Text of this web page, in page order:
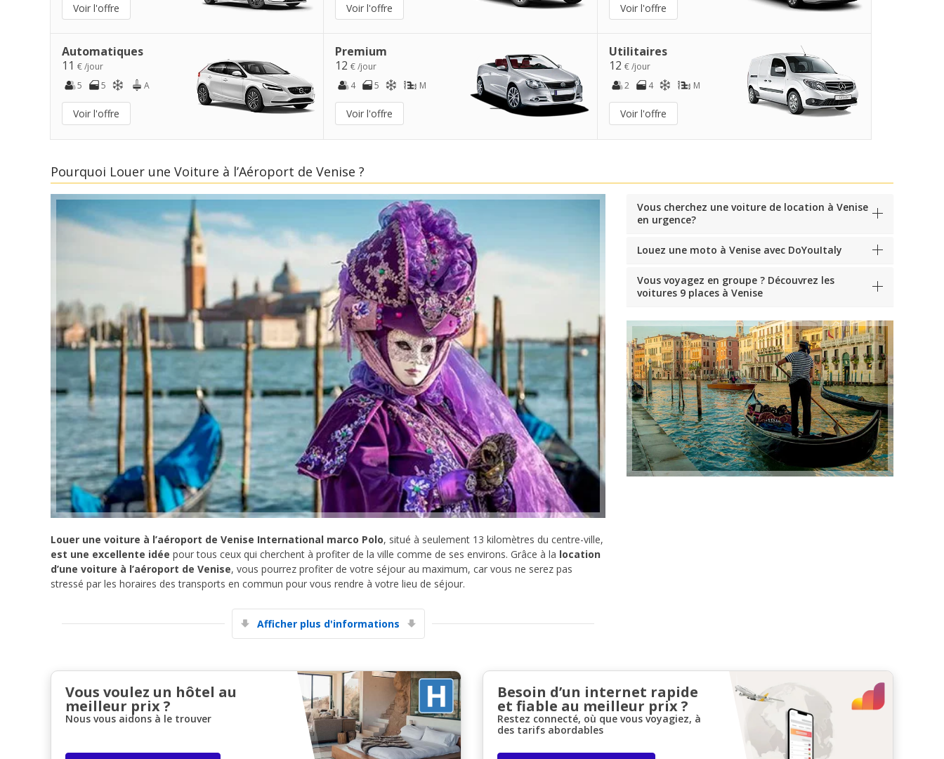
Promotions spéciales
Se connecter avec eLink
Voir l'offre Voir l'offre Voir l'offre
Automatiques
11 € /jour
5
5 A
Voir l'offre
Premium
12€ /jour
4
5 M
Voir l'offre
Utilitaires
12 € /jour
2
4 M
Voir l'offre
Pourquoi Louer une Voiture à l’Aéroport de Venise ?
Louer une voiture à l’aéroport de Venise International marco Polo, situé à seulement 13 kilomètres du centre-ville,
est une excellente idée pour tous ceux qui cherchent à profiter de la ville comme de ses environs. Grâce à la location
d’une voiture à l’aéroport de Venise, vous pourrez profiter de votre séjour au maximum, car vous ne serez pas
stressé par les horaires des transports en commun pour vous rendre à votre lieu de séjour.
Afficher plus d'informations
Vous cherchez une voiture de location à Venise
en urgence?
Louez une moto à Venise avec DoYouItaly
Vous voyagez en groupe ? Découvrez les
voitures 9 places à Venise
Vous voulez un hôtel au
meilleur prix ?
Nous vous aidons à le trouver
Besoin d’un internet rapide
et fiable au meilleur prix ?
Restez connecté, où que vous voyagiez, à
des tarifs abordables